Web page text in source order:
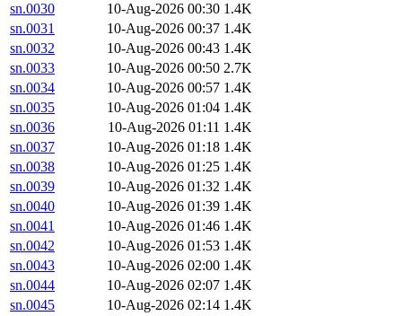
sn.0030
10-Aug-2026 00:30 1.4K
sn.0031
10-Aug-2026 00:37 1.4K
sn.0032
10-Aug-2026 00:43 1.4K
sn.0033
10-Aug-2026 00:50 2.7K
sn.0034
10-Aug-2026 00:57 1.4K
sn.0035
10-Aug-2026 01:04 1.4K
sn.0036
10-Aug-2026 01:11 1.4K
sn.0037
10-Aug-2026 01:18 1.4K
sn.0038
10-Aug-2026 01:25 1.4K
sn.0039
10-Aug-2026 01:32 1.4K
sn.0040
10-Aug-2026 01:39 1.4K
sn.0041
10-Aug-2026 01:46 1.4K
sn.0042
10-Aug-2026 01:53 1.4K
sn.0043
10-Aug-2026 02:00 1.4K
sn.0044
10-Aug-2026 02:07 1.4K
sn.0045
10-Aug-2026 02:14 1.4K